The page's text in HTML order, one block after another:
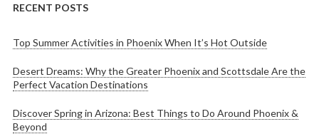
RECENT POSTS
Top Summer Activities in Phoenix When It’s Hot Outside
Desert Dreams: Why the Greater Phoenix and Scottsdale Are the
Perfect Vacation Destinations
Discover Spring in Arizona: Best Things to Do Around Phoenix &
Beyond